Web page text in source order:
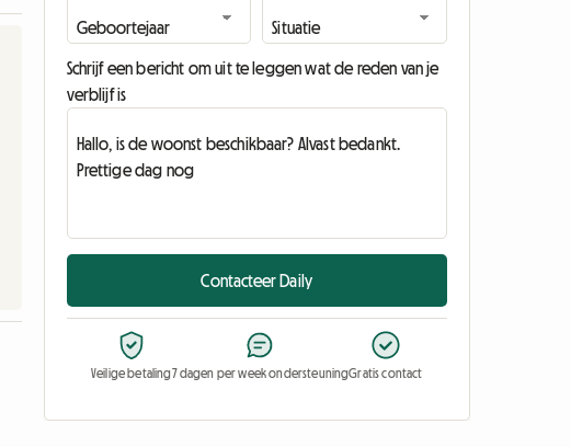
Schrijf een bericht om uit te leggen wat de reden van je
verblijf is
Contacteer Daily
Veilige betaling7 dagen per week ondersteuningGratis contact